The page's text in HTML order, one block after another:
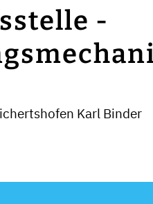
-
Karl Binder